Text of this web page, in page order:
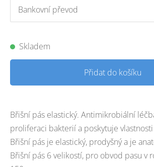
Skladem
Přidat do košíku
Břišní pás elastický. Antimikrobiální
proliferaci bakterií a poskytuje
Břišní pás je elastický, prodyšný a je
Břišní pás 6 velikostí, pro obvod pasu v